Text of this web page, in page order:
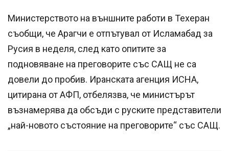
Министерството на външните работи в Техеран
съобщи, че Арагчи е отпътувал от Исламабад за
Русия в неделя, след като опитите за
подновяване на преговорите със САЩ не са
довели до пробив. Иранската агенция ИСНА,
цитирана от АФП, отбелязва, че министърът
възнамерява да обсъди с руските представители
„най-новото състояние на преговорите“ със САЩ.